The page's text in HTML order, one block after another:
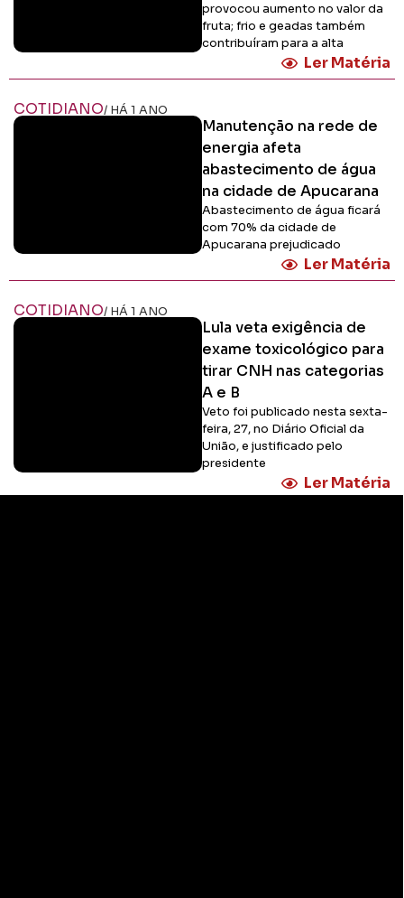
provocou aumento no valor da
fruta; frio e geadas também
contribuíram para a alta
Ler Matéria
COTIDIANO/ HÁ 1 ANO
Manutenção na rede de
energia afeta
abastecimento de água
na cidade de Apucarana
Abastecimento de água ficará
com 70% da cidade de
Apucarana prejudicado
Ler Matéria
COTIDIANO/ HÁ 1 ANO
Lula veta exigência de
exame toxicológico para
tirar CNH nas categorias
A e B
Veto foi publicado nesta sexta-
feira, 27, no Diário Oficial da
União, e justificado pelo
presidente
Ler Matéria